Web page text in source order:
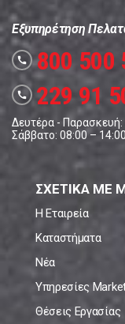
Εξυπηρέτηση
call 800 500
call 229 91
Δευτέρα - Παρασκευή:
Σάββατο: 08:00 – 14:00
ΣΧΕΤΙΚΑ ΜΕ
Η Εταιρεία
Καταστήματα
Νέα
Υπηρεσίες
Θέσεις Εργασίας